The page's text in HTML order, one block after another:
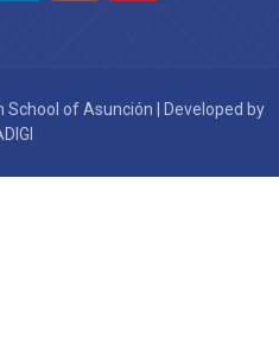
of Asunción | Developed by